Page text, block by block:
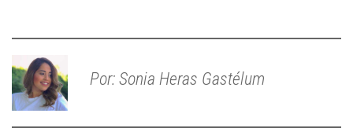
Por: Sonia Heras Gastélum